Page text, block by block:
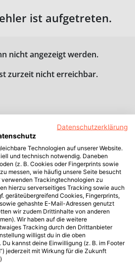
ist aufgetreten.
nicht angezeigt werden.
zurzeit nicht erreichbar.
Datenschutzerklärung
Technologien auf unserer Website.
und technisch notwendig. Daneben
(z. B. Cookies oder Fingerprints sowie
messen, wie häufig unsere Seite besucht
Trackingtechnologien zu
hierzu serverseitiges Tracking sowie auch
geräteübergreifend Cookies, Fingerprints,
gehashte E-Mail-Adressen genutzt
wir zudem Drittinhalte von anderen
Wir haben auf die weitere
Tracking durch den Drittanbieter
willigst du in die oben
kannst deine Einwilligung (z. B. im Footer
jederzeit mit Wirkung für die Zukunft
)